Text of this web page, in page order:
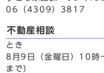
06（4309）3817
不動産相談
とき
8月9日（金曜日）10
まで）